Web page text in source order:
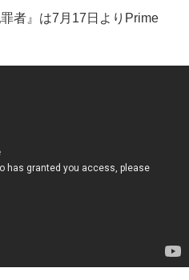
者』は7月17日よりPrime